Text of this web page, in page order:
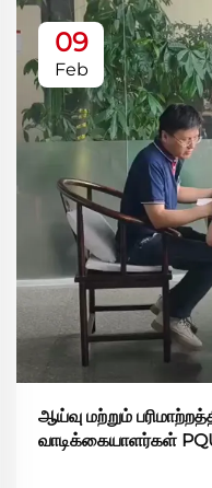
09
Feb
ஆய்வு மற்றும்
வாடிக்கையாளர்கள்